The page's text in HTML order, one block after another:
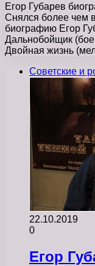
Егор Губарев
Снялся более чем
биографию Егор
Дальнобойщик
Двойная жизнь
Советские и
22.10.2019
0
Егор